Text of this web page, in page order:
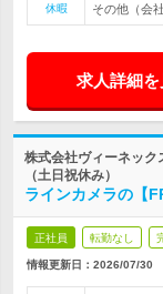
休暇
その他（会
求人詳細を
株式会社ヴィーネッ
（土日祝休み）
ラインカメラの【
正社員 転勤なし
情報更新日：2026/07/30